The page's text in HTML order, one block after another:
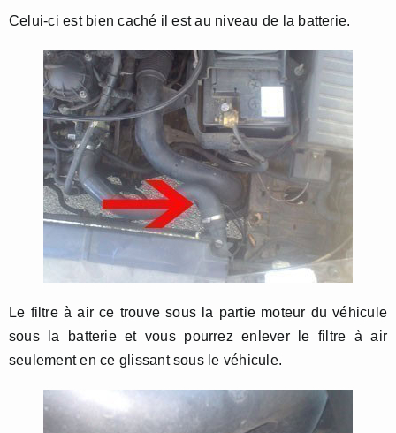
Celui-ci est bien caché il est au niveau de la batterie.
Le filtre à air ce trouve sous la partie moteur du véhicule
sous la batterie et vous pourrez enlever le filtre à air
seulement en ce glissant sous le véhicule.